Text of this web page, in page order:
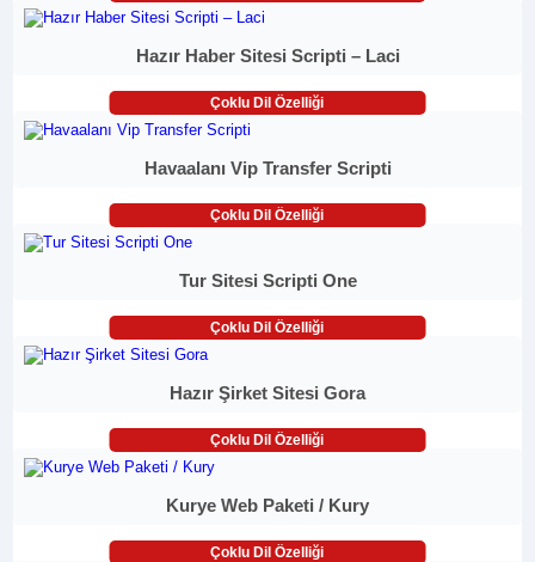
Hazır Haber Sitesi Scripti – Laci
Çoklu Dil Özelliği
Havaalanı Vip Transfer Scripti
Çoklu Dil Özelliği
Tur Sitesi Scripti One
Çoklu Dil Özelliği
Hazır Şirket Sitesi Gora
Çoklu Dil Özelliği
Kurye Web Paketi / Kury
Çoklu Dil Özelliği